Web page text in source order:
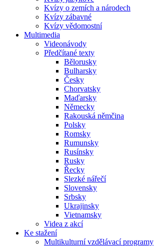
Kvízy o zemích a národech
Kvízy zábavné
Kvízy vědomostní
Multimedia
Videonávody
Předčítané texty
Bělorusky
Bulharsky
Česky
Chorvatsky
Maďarsky
Německy
Rakouská němčina
Polsky
Romsky
Rumunsky
Rusínsky
Rusky
Řecky
Slezké nářečí
Slovensky
Srbsky
Ukrajinsky
Vietnamsky
Videa z akcí
Ke stažení
Multikulturní vzdělávací programy